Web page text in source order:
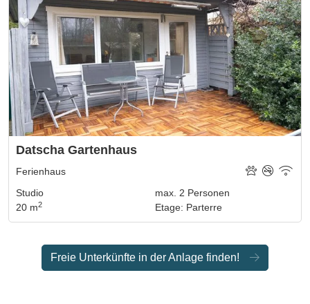
Datscha Gartenhaus
Ferienhaus
Studio
20 m2
max. 2 Personen
Etage: Parterre
Freie Unterkünfte in der Anlage finden!